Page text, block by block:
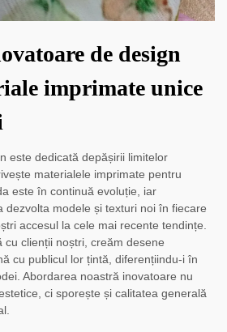
de design
imprimate unice
este dedicată depășirii limitelor
materialele imprimate pentru
este în continuă evoluție, iar
dezvolta modele și texturi noi în fiecare
accesul la cele mai recente tendințe.
cu clienții noștri, creăm desene
cu publicul lor țintă, diferențiindu-i în
Abordarea noastră inovatoare nu
ci sporește și calitatea generală